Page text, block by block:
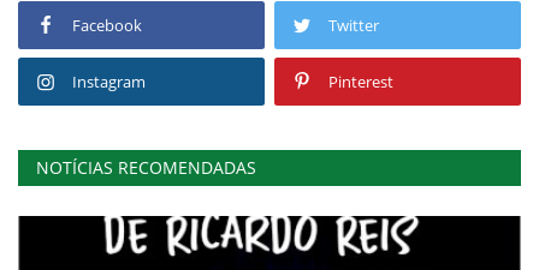
Facebook Twitter
Instagram Pinterest
NOTÍCIAS RECOMENDADAS